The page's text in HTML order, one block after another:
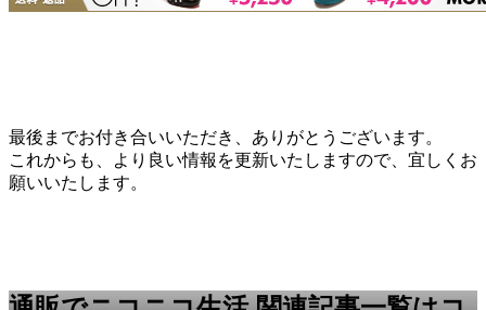
最後までお付き合いいただき、ありがとうございます。
これからも、より良い情報を更新いたしますので、宜しくお
願いいたします。